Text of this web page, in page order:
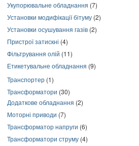
Укупорювальне обладнання (7)
Установки модифікації бітуму (2)
Установки осушування газів (2)
Пристрої затискні (4)
Фільтрування олій (11)
Етикетувальне обладнання (9)
Транспортер (1)
Трансформатори (30)
Додаткове обладнання (2)
Моторні приводи (7)
Трансформатор напруги (6)
Трансформатори струму (4)